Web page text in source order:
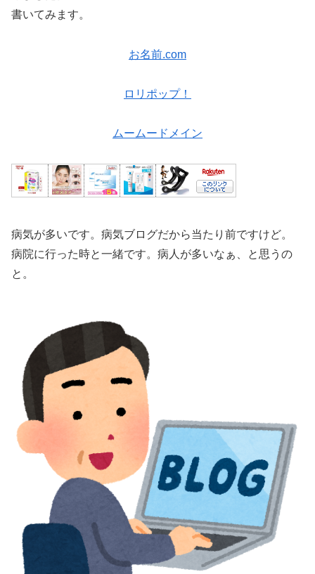
書いてみます。
お名前.com
ロリポップ！
ムームードメイン
病気が多いです。病気ブログだから当たり前ですけど。
病院に行った時と一緒です。病人が多いなぁ、と思うの
と。